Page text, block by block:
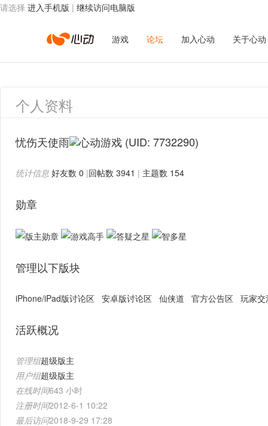
请选择 进入手机版 | 继续访问电脑版
心
动
络
游戏 论坛 加入心动 关于心动
个人资料
忧伤天使雨 (UID: 7732290)
统计信息 好友数 0 |回帖数 3941 | 主题数 154
勋章
管理以下版块
iPhone/iPad版讨论区 安卓版讨论区 仙侠道 官方公告区 玩家交
活跃概况
管理组超级版主
用户组超级版主
在线时间643 小时
注册时间2012-6-1 10:22
最后访问2018-9-29 17:28